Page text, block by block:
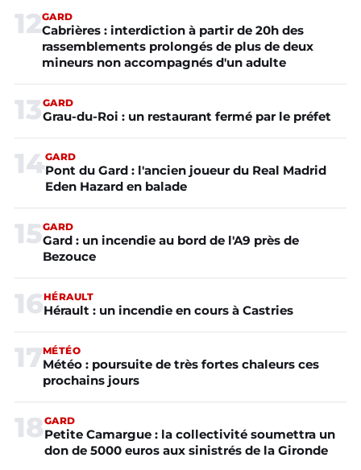
12GARD
Cabrières : interdiction à partir de 20h des
rassemblements prolongés de plus de deux
mineurs non accompagnés d'un adulte
13GARD
Grau-du-Roi : un restaurant fermé par le préfet
14GARD
Pont du Gard : l'ancien joueur du Real Madrid
Eden Hazard en balade
15GARD
Gard : un incendie au bord de l'A9 près de
Bezouce
16HÉRAULT
Hérault : un incendie en cours à Castries
17MÉTÉO
Météo : poursuite de très fortes chaleurs ces
prochains jours
18GARD
Petite Camargue : la collectivité soumettra un
don de 5000 euros aux sinistrés de la Gironde